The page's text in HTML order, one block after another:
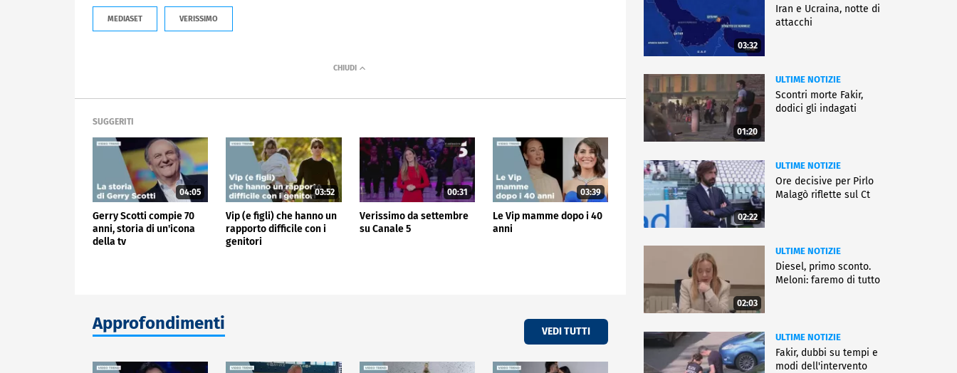
MEDIASET VERISSIMO
SUGGERITI
04:05
Gerry Scotti compie 70
anni, storia di un'icona
della tv
03:52
Vip (e figli) che hanno un
rapporto difficile con i
genitori
00:31
Verissimo da settembre
su Canale 5
03:39
Le Vip mamme dopo i 40
anni
Approfondimenti VEDI TUTTI
03:32
Iran e Ucraina, notte di
attacchi
01:20
ULTIME NOTIZIE
Scontri morte Fakir,
dodici gli indagati
02:22
ULTIME NOTIZIE
Ore decisive per Pirlo
Malagò riflette sul Ct
02:03
ULTIME NOTIZIE
Diesel, primo sconto.
Meloni: faremo di tutto
ULTIME NOTIZIE
Fakir, dubbi su tempi e
modi dell'intervento